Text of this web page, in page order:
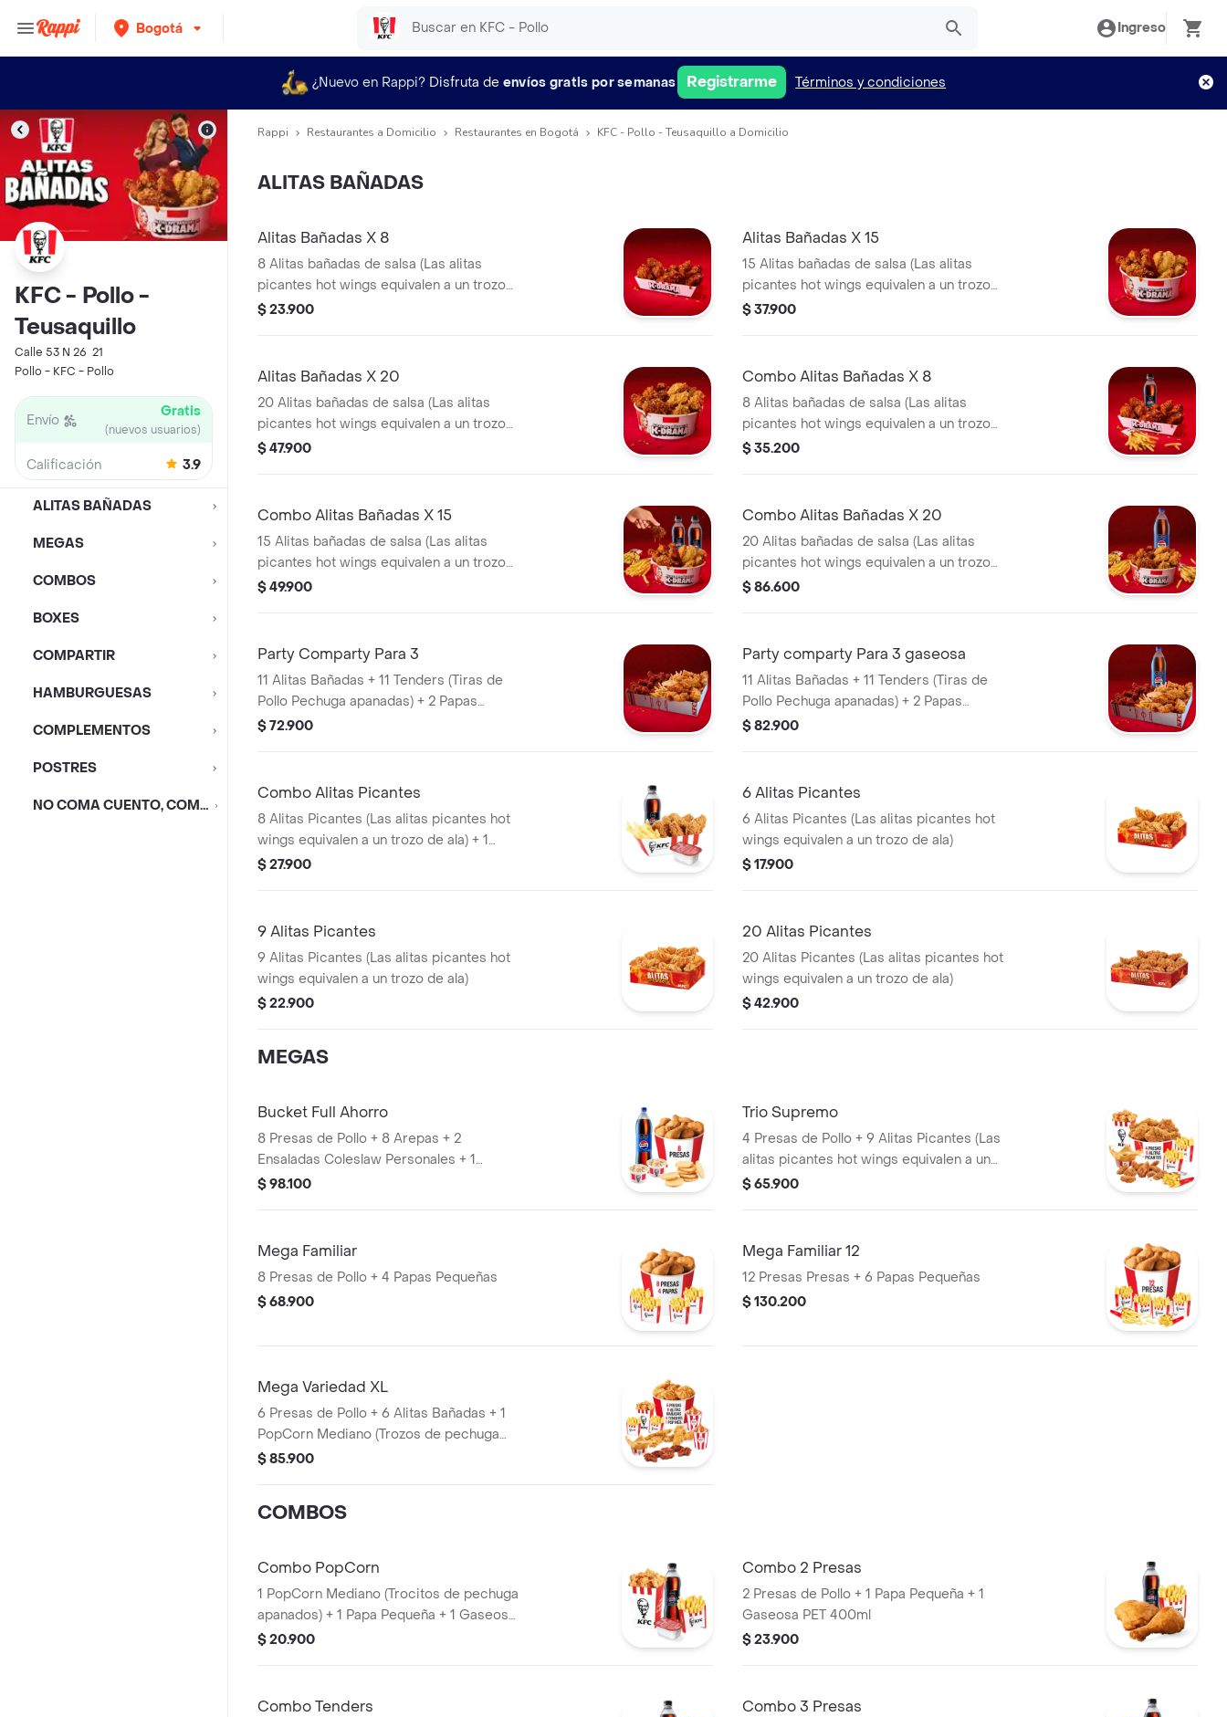
Bogotá Ingreso
¿Nuevo en Rappi? Disfruta de envíos gratis por semanas Registrarme Términos y condiciones
KFC - Pollo -
Teusaquillo
Calle 53 N 26  21
Pollo - KFC - Pollo
Envío Gratis
(nuevos usuarios)
Calificación 3.9
ALITAS BAÑADAS
MEGAS
COMBOS
BOXES
COMPARTIR
HAMBURGUESAS
COMPLEMENTOS
POSTRES
NO COMA CUENTO, COMA DESCUENTO
Rappi Restaurantes a Domicilio Restaurantes en Bogotá KFC - Pollo - Teusaquillo a Domicilio
ALITAS BAÑADAS
Alitas Bañadas X 8
8 Alitas bañadas de salsa (Las alitas
picantes hot wings equivalen a un trozo
de ala)
$ 23.900
Alitas Bañadas X 15
15 Alitas bañadas de salsa (Las alitas
picantes hot wings equivalen a un trozo
de ala)
$ 37.900
Alitas Bañadas X 20
20 Alitas bañadas de salsa (Las alitas
picantes hot wings equivalen a un trozo
de ala)
$ 47.900
Combo Alitas Bañadas X 8
8 Alitas bañadas de salsa (Las alitas
picantes hot wings equivalen a un trozo
de ala) + 1 Papa Pequeña + 1 Gaseosa Pet
$ 35.200
Combo Alitas Bañadas X 15
15 Alitas bañadas de salsa (Las alitas
picantes hot wings equivalen a un trozo
de ala) + 2 Papa Pequeña + 2 Gaseosa Pet
$ 49.900
Combo Alitas Bañadas X 20
20 Alitas bañadas de salsa (Las alitas
picantes hot wings equivalen a un trozo
de ala) + 3 Papa Pequeña + 1 Gaseosa 1,5
$ 86.600
Party Comparty Para 3
11 Alitas Bañadas + 11 Tenders (Tiras de
Pollo Pechuga apanadas) + 2 Papas
$ 72.900
Party comparty Para 3 gaseosa
11 Alitas Bañadas + 11 Tenders (Tiras de
Pollo Pechuga apanadas) + 2 Papas
Pequeñas + 1 Balde de Salsa 100g + 1
$ 82.900
Combo Alitas Picantes
8 Alitas Picantes (Las alitas picantes hot
wings equivalen a un trozo de ala) + 1
Papa Pequeña + 1 Gaseosa PET 400ml + +
$ 27.900
6 Alitas Picantes
6 Alitas Picantes (Las alitas picantes hot
wings equivalen a un trozo de ala)
$ 17.900
9 Alitas Picantes
9 Alitas Picantes (Las alitas picantes hot
wings equivalen a un trozo de ala)
$ 22.900
20 Alitas Picantes
20 Alitas Picantes (Las alitas picantes hot
wings equivalen a un trozo de ala)
$ 42.900
MEGAS
Bucket Full Ahorro
8 Presas de Pollo + 8 Arepas + 2
Ensaladas Coleslaw Personales + 1
Gaseosa 1,5 Litros
$ 98.100
Trio Supremo
4 Presas de Pollo + 9 Alitas Picantes (Las
alitas picantes hot wings equivalen a un
trozo de ala) + 1 PopCorn Mediano (Trozos
$ 65.900
Mega Familiar
8 Presas de Pollo + 4 Papas Pequeñas
$ 68.900
Mega Familiar 12
12 Presas Presas + 6 Papas Pequeñas
$ 130.200
Mega Variedad XL
6 Presas de Pollo + 6 Alitas Bañadas + 1
PopCorn Mediano (Trozos de pechuga
apanados) + 4 Tenders (Tiras de Pollo
100g
$ 85.900
COMBOS
Combo PopCorn
1 PopCorn Mediano (Trocitos de pechuga
apanados) + 1 Papa Pequeña + 1 Gaseosa
PET 400ml + 1 Blister de Salsa BBQ
$ 20.900
Combo 2 Presas
2 Presas de Pollo + 1 Papa Pequeña + 1
Gaseosa PET 400ml
$ 23.900
Combo Tenders Combo 3 Presas